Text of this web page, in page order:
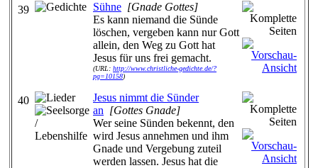
39 Sühne [Gnade Gottes]
Es kann niemand die Sünde
löschen, vergeben kann nur Gott
allein, den Weg zu Gott hat
Jesus für uns frei gemacht.
(URL: http://www.christliche-gedichte.de/?
pg=10158)
40
Jesus nimmt die Sünder
an [Gottes Gnade]
Wer seine Sünden bekennt, den
wird Jesus annehmen und ihm
Gnade und Vergebung zuteil
werden lassen. Jesus hat die